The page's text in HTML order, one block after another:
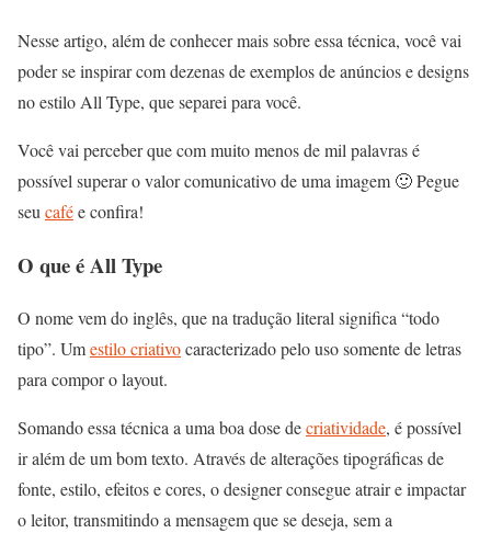
Nesse artigo, além de conhecer mais sobre essa técnica, você vai
poder se inspirar com dezenas de exemplos de anúncios e designs
no estilo All Type, que separei para você.
Você vai perceber que com muito menos de mil palavras é
possível superar o valor comunicativo de uma imagem 🙂 Pegue
seu cafée confira!
O que é All Type
O nome vem do inglês, que na tradução literal significa “todo
tipo”. Umestilo criativocaracterizado pelo uso somente de letras
para compor o layout.
Somando essa técnica a uma boa dose decriatividade, é possível
ir além de um bom texto. Através de alterações tipográficas de
fonte, estilo, efeitos e cores, o designer consegue atrair e impactar
o leitor, transmitindo a mensagem que se deseja, sem a